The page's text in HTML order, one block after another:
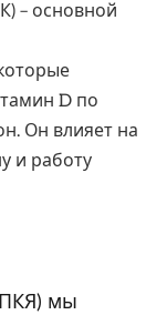
– основной
D по
Он влияет на
и работу
мы